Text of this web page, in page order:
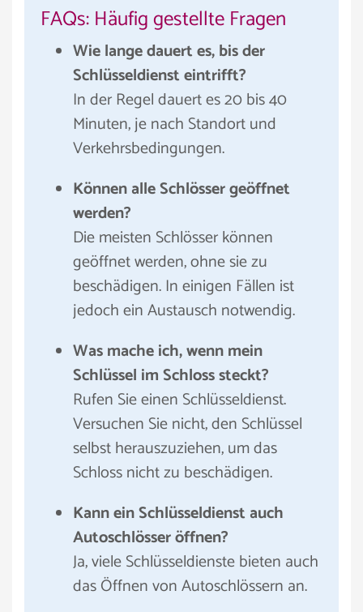
FAQs: Häufig gestellte Fragen
Wie lange dauert es, bis der
Schlüsseldienst eintrifft?
In der Regel dauert es 20 bis 40
Minuten, je nach Standort und
Verkehrsbedingungen.
Können alle Schlösser geöffnet
werden?
Die meisten Schlösser können
geöffnet werden, ohne sie zu
beschädigen. In einigen Fällen ist
jedoch ein Austausch notwendig.
Was mache ich, wenn mein
Schlüssel im Schloss steckt?
Rufen Sie einen Schlüsseldienst.
Versuchen Sie nicht, den Schlüssel
selbst herauszuziehen, um das
Schloss nicht zu beschädigen.
Kann ein Schlüsseldienst auch
Autoschlösser öffnen?
Ja, viele Schlüsseldienste bieten auch
das Öffnen von Autoschlössern an.